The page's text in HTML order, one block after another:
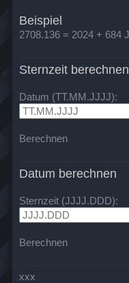
Beispiel
2708.136 = 2024 + 684
Sternzeit berechnen
Datum (TT.MM.JJJJ):
Berechnen
Datum berechnen
Sternzeit (JJJJ.DDD):
Berechnen
xxx